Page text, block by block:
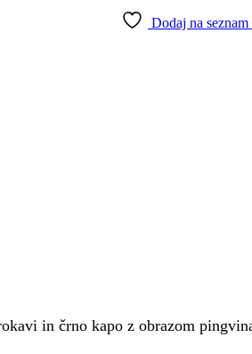
Dodaj na seznam
in črno kapo z obrazom